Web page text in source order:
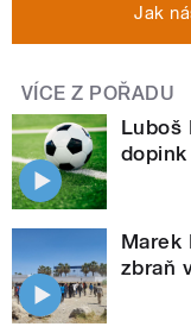
Jak
VÍCE Z POŘADU
Luboš
Marek
zbraň